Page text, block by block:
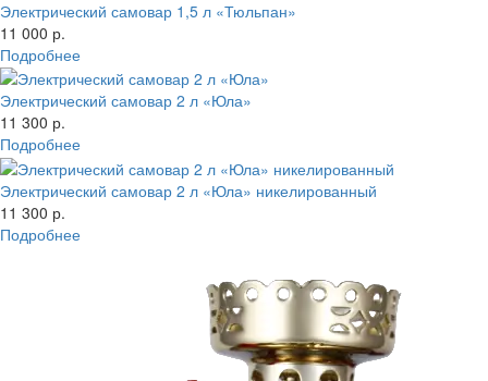
Электрический самовар 1,5 л «Тюльпан»
11 000 р.
Подробнее
Электрический самовар 2 л «Юла»
11 300 р.
Подробнее
Электрический самовар 2 л «Юла» никелированный
11 300 р.
Подробнее